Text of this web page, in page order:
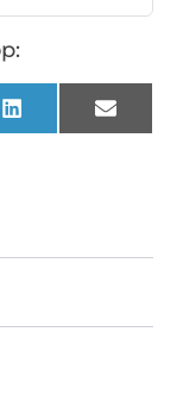
LinkedInEmail